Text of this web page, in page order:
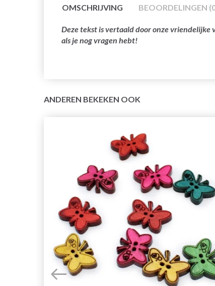
OMSCHRIJVING BEOORDELINGEN
Deze tekst is vertaald door onze vriendelijke
als je nog vragen hebt!
ANDEREN BEKEKEN OOK